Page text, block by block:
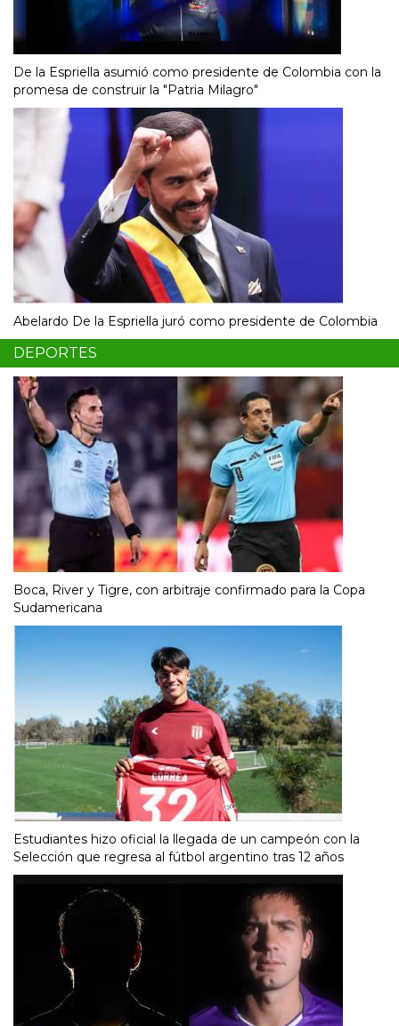
De la Espriella asumió como presidente de Colombia con la
promesa de construir la "Patria Milagro"
Abelardo De la Espriella juró como presidente de Colombia
DEPORTES
Boca, River y Tigre, con arbitraje confirmado para la Copa
Sudamericana
Estudiantes hizo oficial la llegada de un campeón con la
Selección que regresa al fútbol argentino tras 12 años